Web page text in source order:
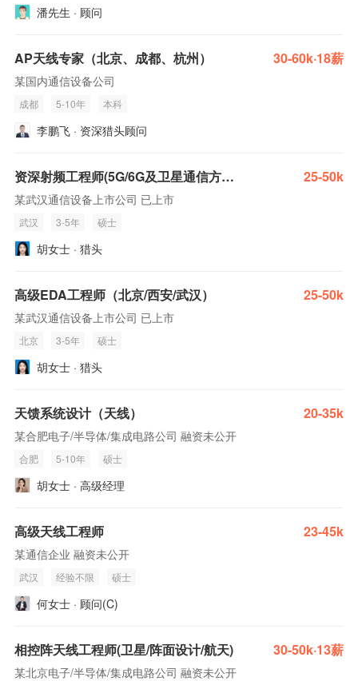
潘先生 · 顾问
AP天线专家（北京、成都、杭州） 30-60k·18薪
某国内通信设备公司
成都 5-10年 本科
李鹏飞 · 资深猎头顾问
资深射频工程师(5G/6G及卫星通信方向) 北京/武汉/西安 25-50k
某武汉通信设备上市公司 已上市
武汉 3-5年 硕士
胡女士 · 猎头
高级EDA工程师（北京/西安/武汉） 25-50k
某武汉通信设备上市公司 已上市
北京 3-5年 硕士
胡女士 · 猎头
天馈系统设计（天线） 20-35k
某合肥电子/半导体/集成电路公司 融资未公开
合肥 5-10年 硕士
胡女士 · 高级经理
高级天线工程师 23-45k
某通信企业 融资未公开
武汉 经验不限 硕士
何女士 · 顾问(C)
相控阵天线工程师(卫星/阵面设计/航天) 30-50k·13薪
某北京电子/半导体/集成电路公司 融资未公开